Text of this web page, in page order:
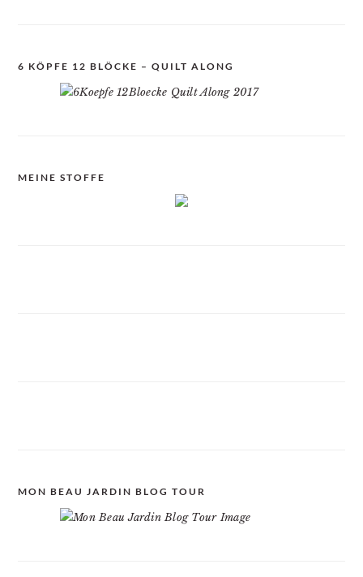
6 KÖPFE 12 BLÖCKE – QUILT ALONG
MEINE STOFFE
MON BEAU JARDIN BLOG TOUR